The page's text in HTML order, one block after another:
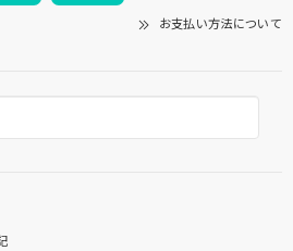
お支払い方法について